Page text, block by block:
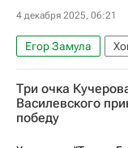
4 декабря 2025, 06:21
Егор Замула
Национальная
Филадельфия
Матвей Мичков
Три очка
Василевского
победу